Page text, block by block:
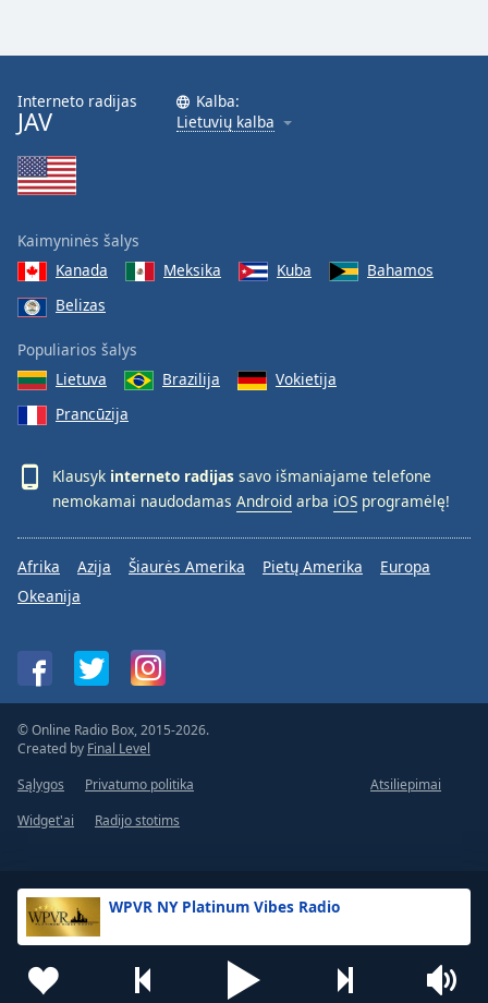
WPVR NY Platinum Vibes Radio
Interneto radijas
JAV
Kalba:
Lietuvių kalba
Kaimyninės šalys
Kanada
Meksika Kuba
Bahamos
Belizas
Populiarios šalys
Lietuva
Brazilija
Vokietija
Prancūzija
Klausyk interneto radijas savo išmaniajame telefone
nemokamai naudodamas Android arba iOS programėlę!
Afrika Azija Šiaurės Amerika Pietų Amerika
Europa
Okeanija
© Online Radio Box, 2015-2026.
Created by Final Level
Sąlygos
Privatumo politika
Atsiliepimai
Widget'ai
Radijo stotims